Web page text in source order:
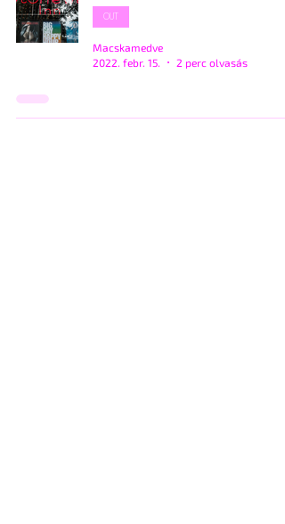
OUT
Macskamedve
2022. febr. 15.
2 perc olvasás